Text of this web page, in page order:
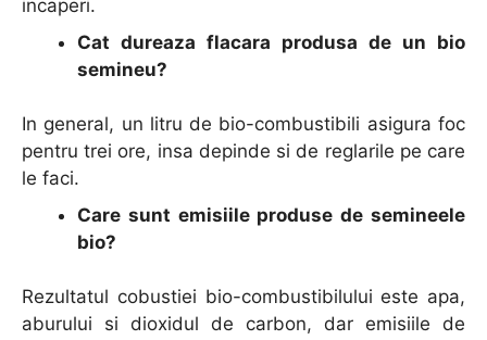
incaperi.
Cat dureaza flacara produsa de un bio
semineu?
In general, un litru de bio-combustibili asigura foc
pentru trei ore, insa depinde si de reglarile pe care
le faci.
Care sunt emisiile produse de semineele
bio?
Rezultatul cobustiei bio-combustibilului este apa,
aburului si dioxidul de carbon, dar emisiile de